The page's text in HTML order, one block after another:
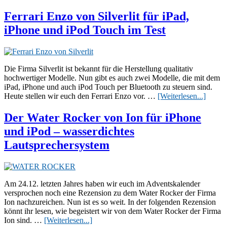
der
iPad
von
JustMobile
Ferrari Enzo von Silverlit für iPad,
iPhone und iPod Touch im Test
Die Firma Silverlit ist bekannt für die Herstellung qualitativ
hochwertiger Modelle. Nun gibt es auch zwei Modelle, die mit dem
iPad, iPhone und auch iPod Touch per Bluetooth zu steuern sind.
Heute stellen wir euch den Ferrari Enzo vor. … [Weiterlesen...]
Test
Der Water Rocker von Ion für iPhone
und iPod – wasserdichtes
Lautsprechersystem
Am 24.12. letzten Jahres haben wir euch im Adventskalender
versprochen noch eine Rezension zu dem Water Rocker der Firma
Ion nachzureichen. Nun ist es so weit. In der folgenden Rezension
könnt ihr lesen, wie begeistert wir von dem Water Rocker der Firma
Ion sind. … [Weiterlesen...]ÜberDer